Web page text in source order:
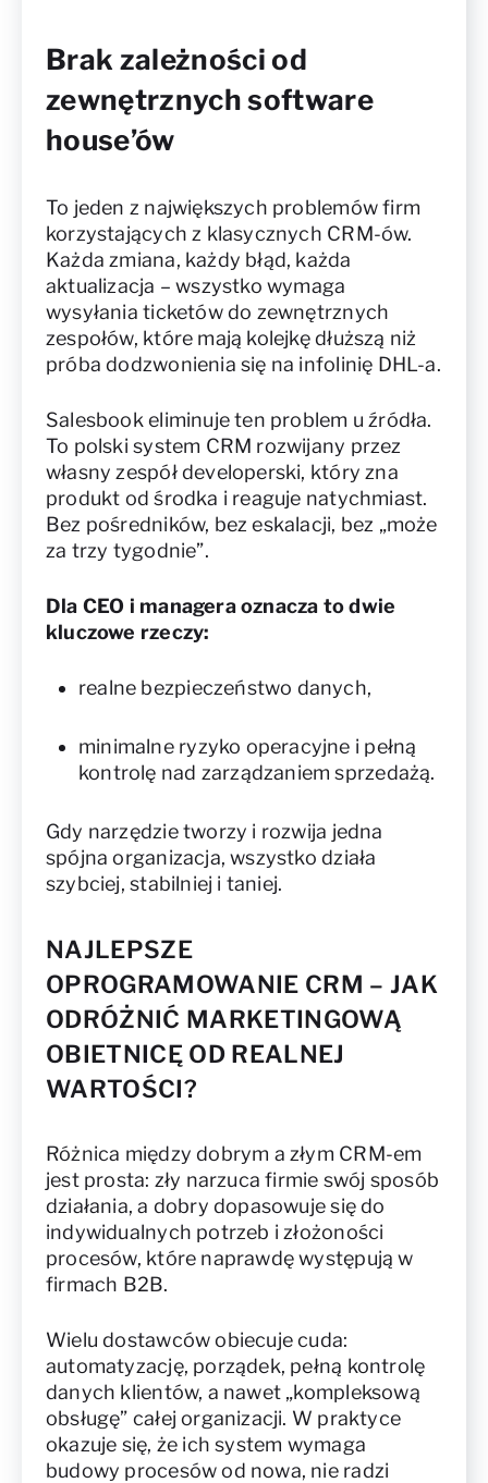
Brak zależności od
zewnętrznych software
house’ów
To jeden z największych problemów firm
korzystających z klasycznych CRM-ów.
Każda zmiana, każdy błąd, każda
aktualizacja – wszystko wymaga
wysyłania ticketów do zewnętrznych
zespołów, które mają kolejkę dłuższą niż
próba dodzwonienia się na infolinię DHL-a.
Salesbook eliminuje ten problem u źródła.
To polski system CRM rozwijany przez
własny zespół developerski, który zna
produkt od środka i reaguje natychmiast.
Bez pośredników, bez eskalacji, bez „może
za trzy tygodnie”.
Dla CEO i managera oznacza to dwie
kluczowe rzeczy:
realne bezpieczeństwo danych,
minimalne ryzyko operacyjne i pełną
kontrolę nad zarządzaniem sprzedażą.
Gdy narzędzie tworzy i rozwija jedna
spójna organizacja, wszystko działa
szybciej, stabilniej i taniej.
NAJLEPSZE
OPROGRAMOWANIE CRM – JAK
ODRÓŻNIĆ MARKETINGOWĄ
OBIETNICĘ OD REALNEJ
WARTOŚCI?
Różnica między dobrym a złym CRM-em
jest prosta: zły narzuca firmie swój sposób
działania, a dobry dopasowuje się do
indywidualnych potrzeb i złożoności
procesów, które naprawdę występują w
firmach B2B.
Wielu dostawców obiecuje cuda:
automatyzację, porządek, pełną kontrolę
danych klientów, a nawet „kompleksową
obsługę” całej organizacji. W praktyce
okazuje się, że ich system wymaga
budowy procesów od nowa, nie radzi